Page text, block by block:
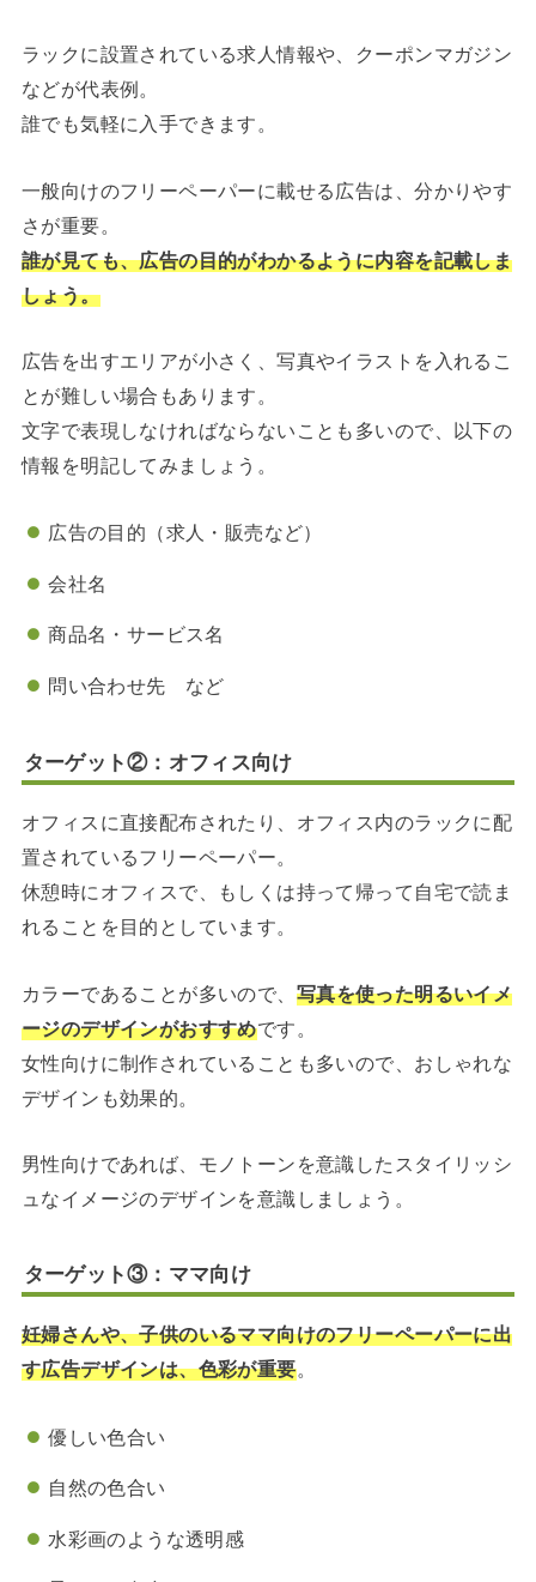
ラックに設置されている求人情報や、クーポンマガジン
などが代表例。
誰でも気軽に入手できます。
一般向けのフリーペーパーに載せる広告は、分かりやす
さが重要。
誰が見ても、広告の目的がわかるように内容を記載しま
しょう。
広告を出すエリアが小さく、写真やイラストを入れるこ
とが難しい場合もあります。
文字で表現しなければならないことも多いので、以下の
情報を明記してみましょう。
広告の目的（求人・販売など）
会社名
商品名・サービス名
問い合わせ先 など
ターゲット②：オフィス向け
オフィスに直接配布されたり、オフィス内のラックに配
置されているフリーペーパー。
休憩時にオフィスで、もしくは持って帰って自宅で読ま
れることを目的としています。
カラーであることが多いので、 写真を使った明るいイメ
ージのデザインがおすすめです。
女性向けに制作されていることも多いので、おしゃれな
デザインも効果的。
男性向けであれば、モノトーンを意識したスタイリッシ
ュなイメージのデザインを意識しましょう。
ターゲット③：ママ向け
妊婦さんや、子供のいるママ向けのフリーペーパーに出
す広告デザインは、色彩が重要。
優しい色合い
自然の色合い
水彩画のような透明感